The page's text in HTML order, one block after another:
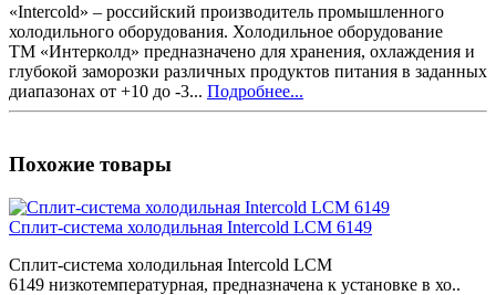
«Intercold» – российский производитель промышленного
холодильного оборудования. Холодильное оборудование
ТМ «Интерколд» предназначено для хранения, охлаждения и
глубокой заморозки различных продуктов питания в заданных
диапазонах от +10 до -3... Подробнее...
Похожие товары
Сплит-система холодильная Intercold LCM 6149
Сплит-система холодильная Intercold LCM
6149 низкотемпературная, предназначена к установке в хо..